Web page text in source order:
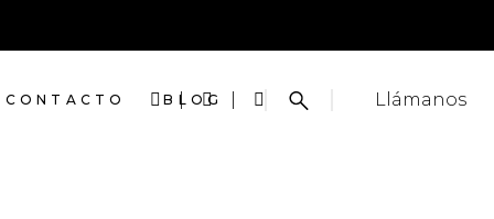
CONTACTO BLOG Llámanos